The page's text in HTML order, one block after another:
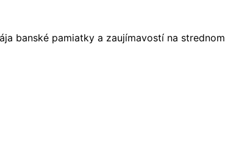
banské pamiatky a zaujímavostí na strednom